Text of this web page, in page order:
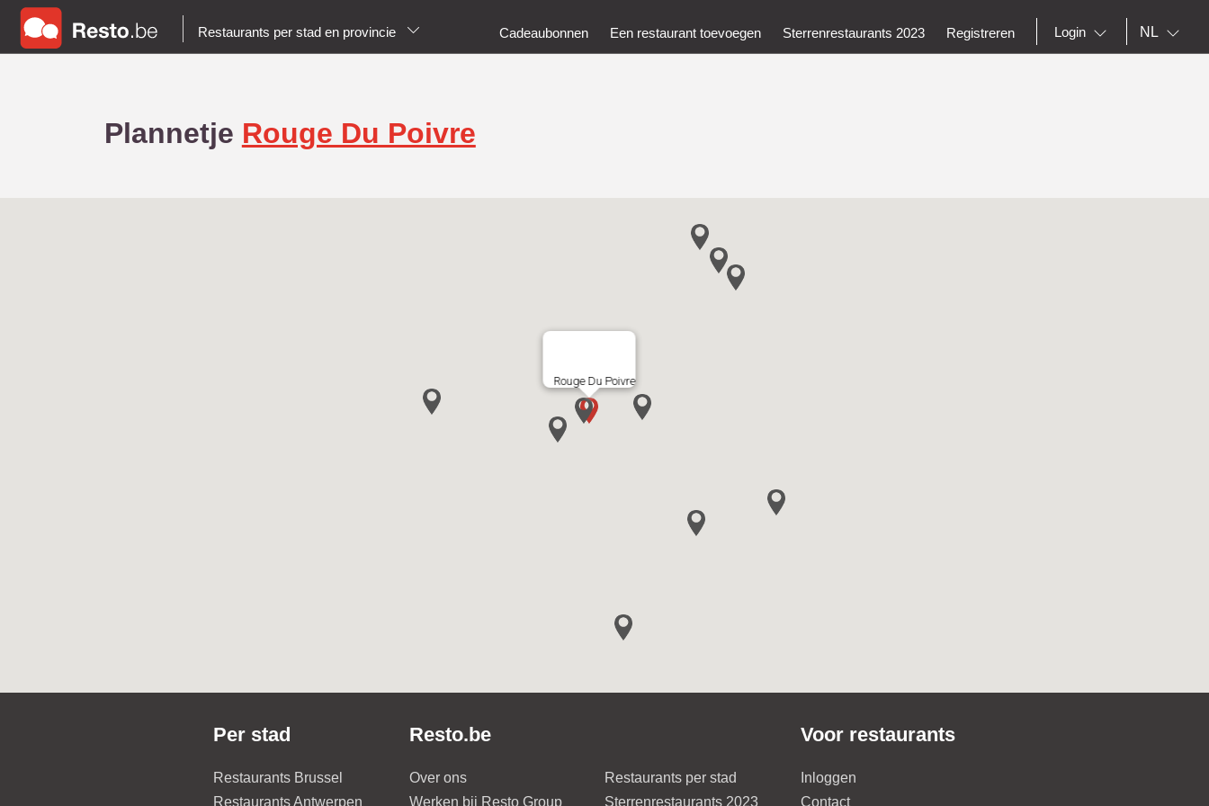
Restaurants per stad en provincie Cadeaubonnen Een restaurant toevoegen Sterrenrestaurants 2023 Registreren Login NL
Plannetje Rouge Du Poivre
Rouge Du Poivre
Per stad
Restaurants Brussel
Restaurants Antwerpen
Resto.be
Over ons
Werken bij Resto Group
Restaurants per stad
Sterrenrestaurants 2023
Voor restaurants
Inloggen
Contact